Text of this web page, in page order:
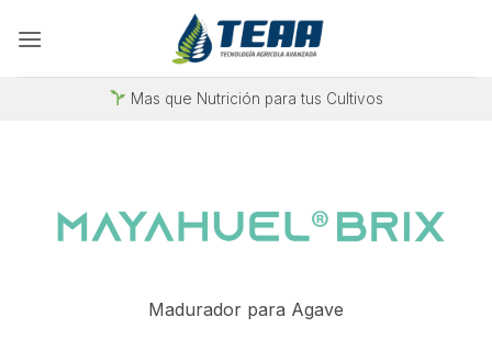
Mas que Nutrición para tus Cultivos
Madurador para Agave